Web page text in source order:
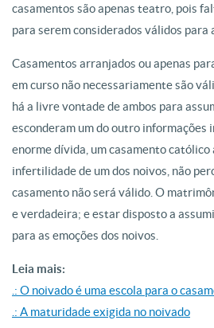
casamentos são apenas teatro, pois
para serem considerados válidos para
Casamentos arranjados ou apenas
em curso não necessariamente são
há a livre vontade de ambos para
esconderam um do outro informações
enorme dívida, um casamento católico
infertilidade de um dos noivos, não
casamento não será válido. O
e verdadeira; e estar disposto a
para as emoções dos noivos.
Leia mais:
.: O noivado é uma escola para o
.: A maturidade exigida no noivado